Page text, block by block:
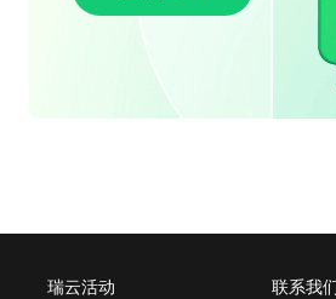
瑞云活动 联系我